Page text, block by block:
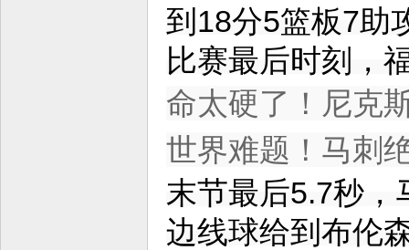
到18分5篮板7助
比赛最后时刻，
命太硬了！尼克
世界难题！马刺
末节最后5.7秒，
边线球给到布伦